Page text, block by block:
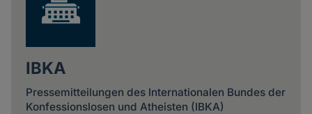
IBKA
Pressemitteilungen des Internationalen Bundes der
Konfessionslosen und Atheisten (IBKA)